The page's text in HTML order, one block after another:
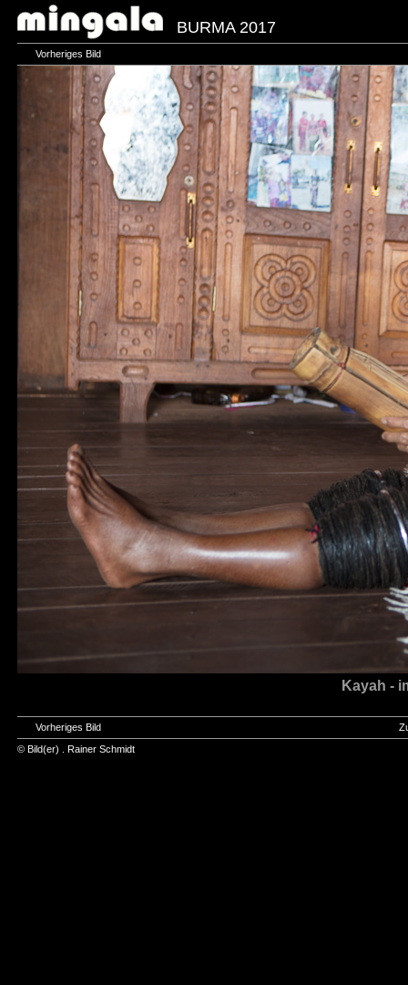
BURMA 2017
Vorheriges Bild
Kayah -
Vorheriges Bild
© Bild(er) . Rainer Schmidt